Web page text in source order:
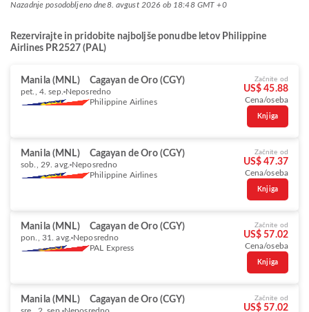
Nazadnje posodobljeno dne8. avgust 2026 ob 18:48 GMT +0
Rezervirajte in pridobite najboljše ponudbe letov Philippine
Airlines PR2527 (PAL)
Manila (MNL) Cagayan de Oro (CGY)
pet., 4. sep. Neposredno
Philippine Airlines
Začnite od
US$ 45.88
Cena/oseba
Knjiga
Manila (MNL) Cagayan de Oro (CGY)
sob., 29. avg. Neposredno
Philippine Airlines
Začnite od
US$ 47.37
Cena/oseba
Knjiga
Manila (MNL) Cagayan de Oro (CGY)
pon., 31. avg. Neposredno
PAL Express
Začnite od
US$ 57.02
Cena/oseba
Knjiga
Manila (MNL) Cagayan de Oro (CGY) Začnite od
US$ 57.02